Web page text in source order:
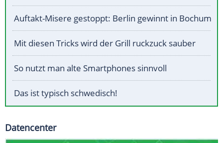
Auftakt-Misere gestoppt: Berlin gewinnt in Bochum
Mit diesen Tricks wird der Grill ruckzuck sauber
So nutzt man alte Smartphones sinnvoll
Das ist typisch schwedisch!
Datencenter